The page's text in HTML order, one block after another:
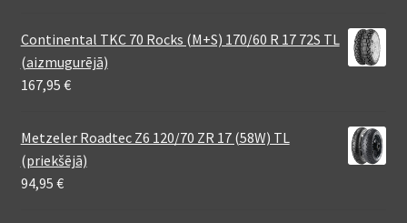
Continental TKC 70 Rocks (M+S) 170/60 R 17 72S TL
(aizmugurējā)
167,95 €
Metzeler Roadtec Z6 120/70 ZR 17 (58W) TL
(priekšējā)
94,95 €